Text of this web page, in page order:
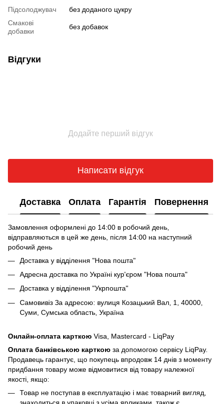
Підсолоджувач
без доданого цукру
Смакові
добавки
без добавок
Відгуки
Додайте перший відгук
Написати відгук
Доставка Оплата Гарантія Повернення
Замовлення оформлені до 14:00 в робочий день,
відправляються в цей же день, після 14:00 на наступний
робочий день
Доставка у відділення "Нова пошта"
Адресна доставка по Україні кур'єром "Нова пошта"
Доставка у відділення "Укрпошта"
Самовивіз За адресою: вулиця Козацький Вал, 1, 40000,
Суми, Сумська область, Україна
Онлайн-оплата карткою Visa, Mastercard - LiqPay
Оплата банківською карткою за допомогою сервісу LiqPay.
Продавець гарантує, що покупець впродовж 14 днів з моменту
придбання товару може відмовитися від товару належної
якості, якщо:
Товар не поступав в експлуатацію і має товарний вигляд,